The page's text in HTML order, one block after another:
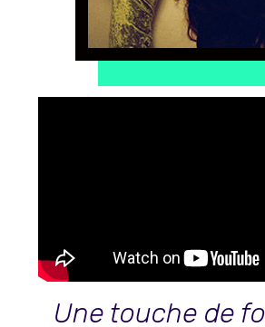
Une touche de